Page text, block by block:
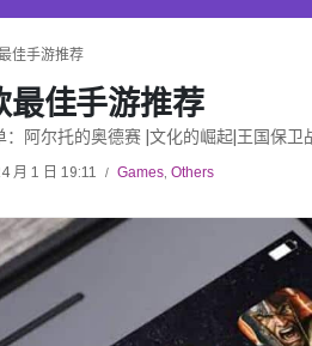
佳手游推荐
最佳手游推荐
阿尔托的奥德赛 |文化的崛起|王国保卫
月 1 日 19:11 / Games, Others